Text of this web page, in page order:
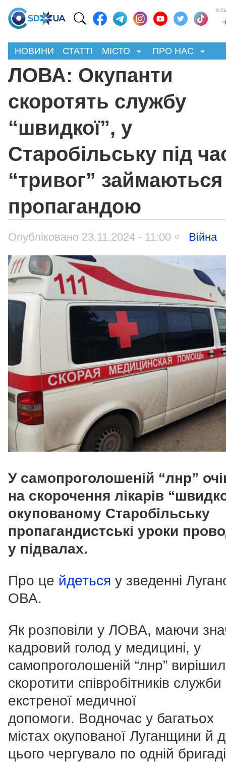
У
НОВИНИ СТАТТІ МІСТО ПРО НАС
ЛОВА: Окупанти
скоротять службу
“швидкої”, у
Старобільську під
“тривог” займаються
пропагандою
Опубліковано 23.11.2024 - 11:00 Війна
У самопроголошеній “лнр”
на скорочення лікарів
окупованому Старобільську
пропагандистські уроки
у підвалах.
Про це йдеться у зведенні
ОВА.
Як розповіли у ЛОВА, маючи
кадровий голод у медицині, у
самопроголошеній “лнр”
скоротити співробітників служби
екстреної медичної
допомоги. Водночас у багатьох
містах окупованої Луганщини й
цього чергувало по одній